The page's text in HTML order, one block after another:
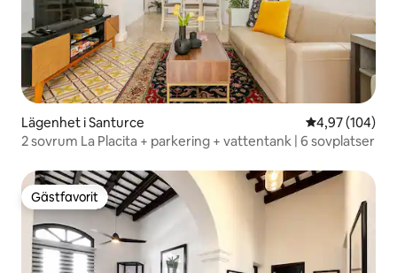
Lägenhet i Santurce 4,97 av 5 i
4,97 (104)
2 sovrum La Placita + parkering + vattentank | 6 sovplatser
Gästfavorit
Gästfavorit